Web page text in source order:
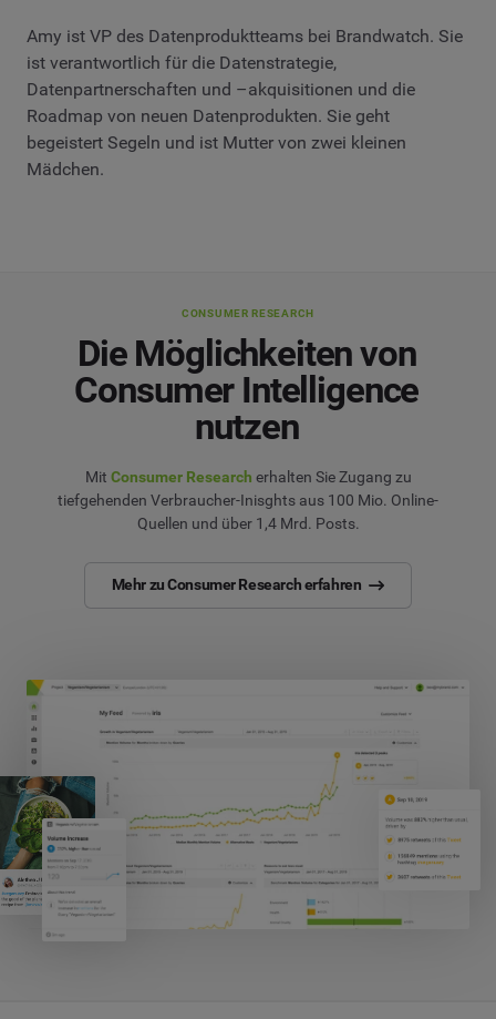
Amy ist VP des Datenproduktteams bei Brandwatch. Sie
ist verantwortlich für die Datenstrategie,
Datenpartnerschaften und –akquisitionen und die
Roadmap von neuen Datenprodukten. Sie geht
begeistert Segeln und ist Mutter von zwei kleinen
Mädchen.
CONSUMER RESEARCH
Die Möglichkeiten von
Consumer Intelligence
nutzen
Mit Consumer Research erhalten Sie Zugang zu
tiefgehenden Verbraucher-Inisghts aus 100 Mio. Online-
Quellen und über 1,4 Mrd. Posts.
Mehr zu Consumer Research erfahren